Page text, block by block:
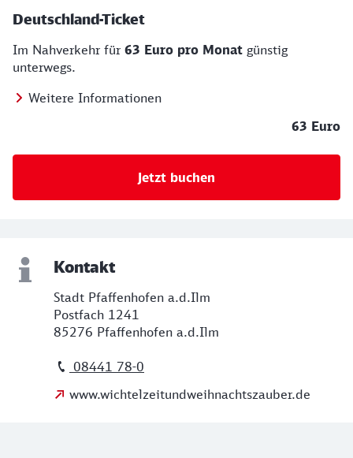
Deutschland-Ticket
Im Nahverkehr für 63 Euro pro Monat günstig
unterwegs.
Weitere Informationen
63 Euro
Jetzt buchen
Kontakt
Stadt Pfaffenhofen a.d.Ilm
Postfach 1241
85276 Pfaffenhofen a.d.Ilm
08441 78-0
www.wichtelzeitundweihnachtszauber.de